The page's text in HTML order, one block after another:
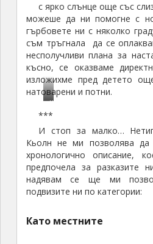
с ярко слънце още със
можеше да ни помогне с
гърбовете ни с няколко
съм тръгнала да се
несполучливи плана за
късно, се оказваме
изложихме пред детето
натоварени и потни.
К
ь
о
л
н
***
И стоп за малко…
Кьолн не ми позволява да
хронологично описание,
предпочела за разказите
надявам се ще ми
подвизите ни по категории:
Като местните